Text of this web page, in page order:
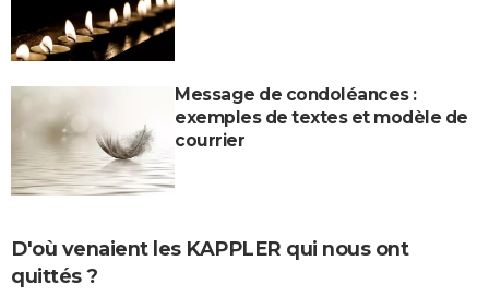
Message de condoléances :
exemples de textes et modèle de
courrier
D'où venaient les KAPPLER qui nous ont
quittés ?